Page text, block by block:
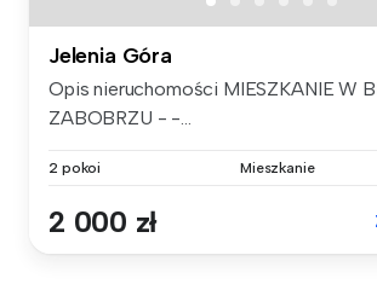
Jelenia Góra
Opis nieruchomości MIESZKANIE W
ZABOBRZU - -...
2 pokoi Mieszkanie
2 000 zł